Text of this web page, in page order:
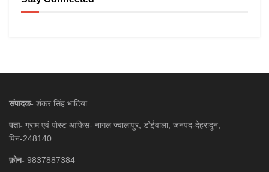
संपादक- शंकर सिंह भाटिया
पता- ग्राम एवं पोस्ट आफिस- नागल ज्वालापुर, डोईवाला, जनपद-देहरादून,
पिन-248140
फ़ोन- 9837887384